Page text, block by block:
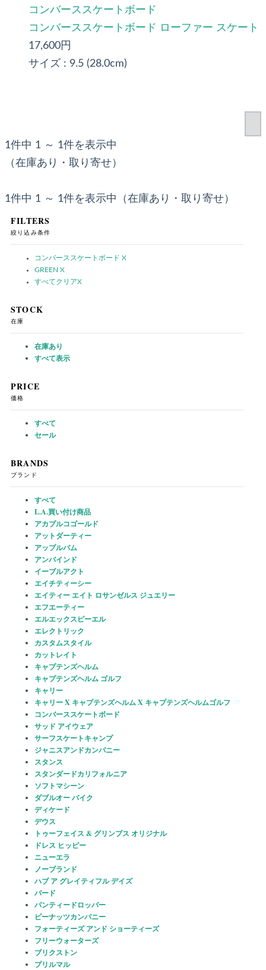
コンバーススケートボード
コンバーススケートボード ローファー スケート
17,600円
サイズ : 9.5 (28.0cm)
1件中 1 ～ 1件を表示中
（在庫あり・取り寄せ）
1件中 1 ～ 1件を表示中（在庫あり・取り寄せ）
FILTERS
絞り込み条件
コンバーススケートボード X
GREEN X
すべてクリアX
STOCK
在庫
在庫あり
すべて表示
PRICE
価格
すべて
セール
BRANDS
ブランド
すべて
L.A.買い付け商品
アカプルコゴールド
アットダーティー
アップルバム
アンバインド
イーブルアクト
エイチティーシー
エイティー エイト ロサンゼルス ジュエリー
エフエーティー
エルエックスピーエル
エレクトリック
カスタムスタイル
カットレイト
キャプテンズヘルム
キャプテンズヘルム ゴルフ
キャリー
キャリー X キャプテンズヘルム X キャプテンズヘルムゴルフ
コンバーススケートボード
サッド アイウェア
サーフスケートキャンプ
ジャニスアンドカンパニー
スタンス
スタンダードカリフォルニア
ソフトマシーン
ダブルオー バイク
ディケード
デウス
トゥーフェイス & グリンプス オリジナル
ドレス ヒッピー
ニューエラ
ノーブランド
ハブ ア グレイティフル デイズ
バード
パンティードロッパー
ピーナッツカンパニー
フォーティーズ アンド ショーティーズ
フリーウォーターズ
ブリクストン
プリルマル